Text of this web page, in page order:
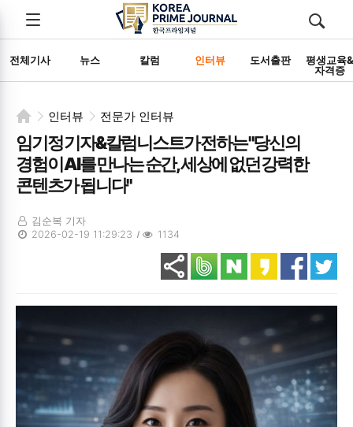
전체기사 뉴스 칼럼 인터뷰 도서출판
평생교육
자격증
전체메뉴 검색
열기/
인터뷰 전문가 인터뷰
임기정 기자&칼럼니스트가 전하는 "당신의
경험이 AI를 만나는 순간, 세상에 없던 강력한
콘텐츠가 됩니다"
김순복 기자
2026-02-19 11:29:23
1134